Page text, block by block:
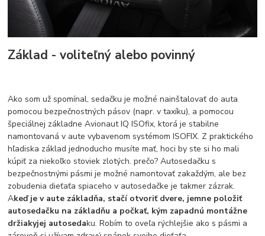
Základ - voliteľný alebo povinný
Ako som už spomínal, sedačku je možné nainštalovať do auta
pomocou bezpečnostných pásov (napr. v taxíku), a pomocou
špeciálnej základne Avionaut IQ ISOfix, ktorá je stabilne
namontovaná v aute vybavenom systémom ISOFIX. Z praktického
hľadiska základ jednoducho musíte mať, hoci by ste si ho mali
kúpiť za niekoľko stoviek zlotých. prečo? Autosedačku s
bezpečnostnými pásmi je možné namontovať zakaždým, ale bez
zobudenia dieťaťa spiaceho v autosedačke je takmer zázrak.
Akeď je v aute základňa, stačí otvoriť dvere, jemne položiť
autosedačku na základňu a počkať, kým zapadnú montážne
držiakyjej autosedaku. Robím to oveľa rýchlejšie ako s pásmi a